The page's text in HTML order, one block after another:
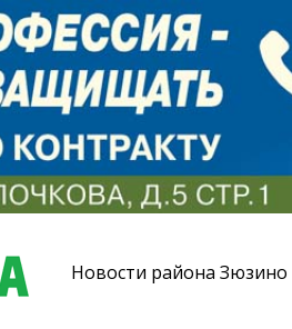
Новости района Зюзино